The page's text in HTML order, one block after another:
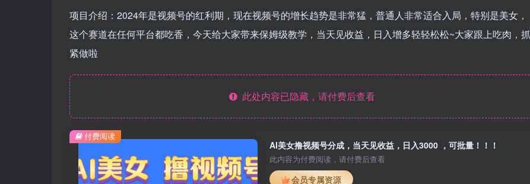
项目介绍：2024年是视频号的红利期，现在视频号的增长趋势是非常猛，普通人非常适合入局，特别是美女，
这个赛道在任何平台都吃香，今天给大家带来保姆级教学，当天见收益，日入增多轻轻松松~大家跟上吃肉，抓
紧做啦
此处内容已隐藏，请付费后查看
AI美女撸视频号分成，当天见收益，日入3000 ，可批量！！！
此内容为付费阅读，请付费后查看
会员专属资源
付费阅读